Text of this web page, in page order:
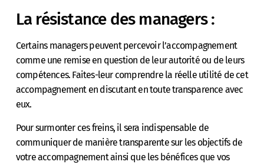
La résistance des managers :
Certains managers peuvent percevoir l’accompagnement
comme une remise en question de leur autorité ou de leurs
compétences. Faites-leur comprendre la réelle utilité de cet
accompagnement en discutant en toute transparence avec
eux.
Pour surmonter ces freins, il sera indispensable de
communiquer de manière transparente sur les objectifs de
votre accompagnement ainsi que les bénéfices que vos